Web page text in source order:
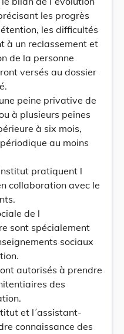
les progrès
les difficultés
à un reclassement et
de la personne
versés au dossier
peine privative de
à plusieurs peines
à six mois,
au moins
pratiquent l
collaboration avec le
de l
sont spécialement
sociaux
autorisés à prendre
des
et l´assistant-
connaissance des